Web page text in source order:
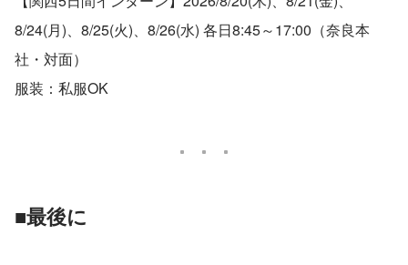
8/24(月)、8/25(火)、8/26(水) 各日8:45～17:00（奈良本
社・対面）
服装：私服OK
■最後に